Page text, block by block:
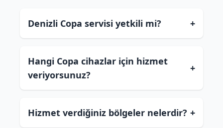
Denizli Copa servisi yetkili mi? +
Hangi Copa cihazlar için hizmet
veriyorsunuz?
+
Hizmet verdiğiniz bölgeler nelerdir? +